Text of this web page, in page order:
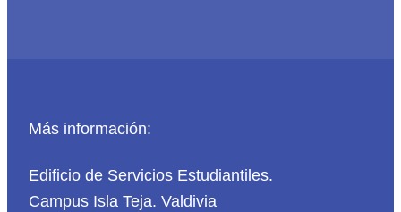
Más información:
Edificio de Servicios Estudiantiles.
Campus Isla Teja. Valdivia